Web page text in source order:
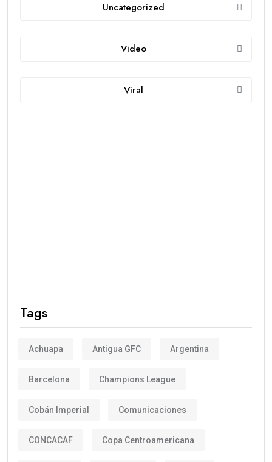
Uncategorized
Video
Viral
Tags
Achuapa Antigua GFC Argentina
Barcelona Champions League
Cobán Imperial Comunicaciones
CONCACAF Copa Centroamericana